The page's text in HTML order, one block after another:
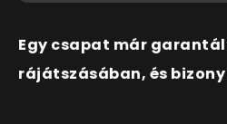
Egy csapat már
rájátszásában, és